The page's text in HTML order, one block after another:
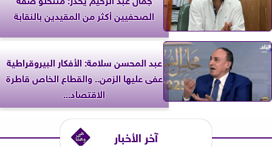
الصحفيين أكثر من المقيدين بالنقابة
عبد المحسن سلامة: الأفكار البيروقراطية
عفى عليها الزمن.. والقطاع الخاص قاطرة
الاقتصاد...
آخر الأخبار